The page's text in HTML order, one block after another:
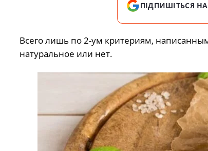
ПІДПИШІТЬСЯ НА
Всего лишь по 2-ум критериям,
натуральное или нет.